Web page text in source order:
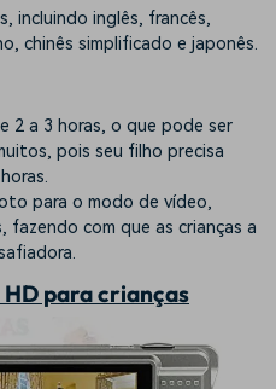
incluindo inglês, francês,
chinês simplificado e japonês.
2 a 3 horas, o que pode ser
pois seu filho precisa
para o modo de vídeo,
fazendo com que as crianças a
para crianças